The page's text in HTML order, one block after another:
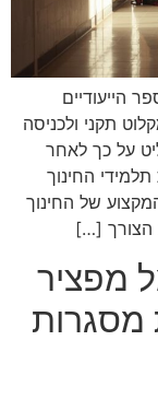
הייעודיים
תקני ולכניסה
על כך לאחר
החינוך
של החינוך
הצורך […]
מפציר
מסגרות